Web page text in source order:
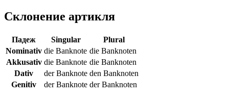
Склонение артикля
Падеж Singular
Plural
Nominativ die Banknote die Banknoten
Akkusativ die Banknote die Banknoten
Dativ
der Banknote den Banknoten
Genitiv
der Banknote der Banknoten